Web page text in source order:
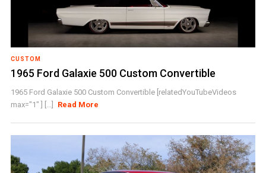
CUSTOM
1965 Ford Galaxie 500 Custom Convertible
1965 Ford Galaxie 500 Custom Convertible [relatedYouTubeVideos
max="1" ] [...]
Read More